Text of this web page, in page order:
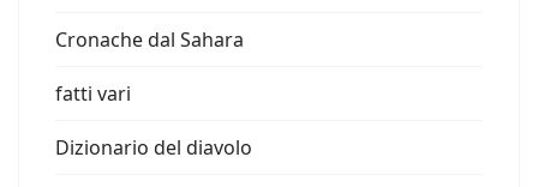
Cronache dal Sahara
fatti vari
Dizionario del diavolo